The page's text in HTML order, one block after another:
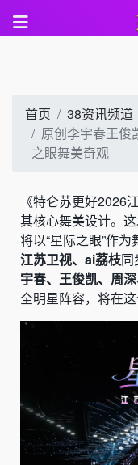
首页
38资讯频道
原创李宇春王俊
之眼舞美奇观
《特仑苏更好2026
其核心舞美设计。
将以“星际之眼”作
江苏卫视、ai荔枝同
宇春、王俊凯、周
全明星阵容，将在